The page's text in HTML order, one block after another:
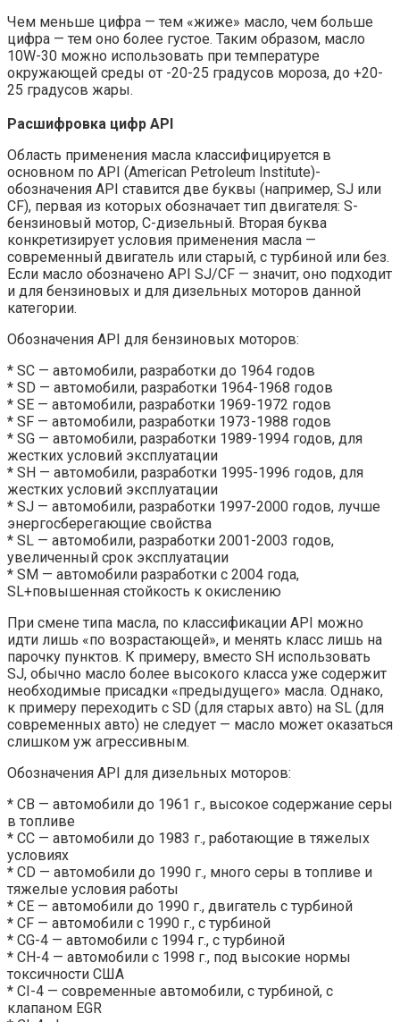
Чем меньше цифра — тем «жиже» масло, чем больше
цифра — тем оно более густое. Таким образом, масло
10W-30 можно использовать при температуре
окружающей среды от -20-25 градусов мороза, до +20-
25 градусов жары.
Расшифровка цифр API
Область применения масла классифицируется в
основном по API (American Petroleum Institute)-
обозначения API ставится две буквы (например, SJ или
CF), первая из которых обозначает тип двигателя: S-
бензиновый мотор, C-дизельный. Вторая буква
конкретизирует условия применения масла —
современный двигатель или старый, с турбиной или без.
Если масло обозначено API SJ/CF — значит, оно подходит
и для бензиновых и для дизельных моторов данной
категории.
Обозначения API для бензиновых моторов:
* SC — автомобили, разработки до 1964 годов
* SD — автомобили, разработки 1964-1968 годов
* SE — автомобили, разработки 1969-1972 годов
* SF — автомобили, разработки 1973-1988 годов
* SG — автомобили, разработки 1989-1994 годов, для
жестких условий эксплуатации
* SH — автомобили, разработки 1995-1996 годов, для
жестких условий эксплуатации
* SJ — автомобили, разработки 1997-2000 годов, лучше
энергосберегающие свойства
* SL — автомобили, разработки 2001-2003 годов,
увеличенный срок эксплуатации
* SM — автомобили разработки с 2004 года,
SL+повышенная стойкость к окислению
При смене типа масла, по классификации API можно
идти лишь «по возрастающей», и менять класс лишь на
парочку пунктов. К примеру, вместо SH использовать
SJ, обычно масло более высокого класса уже содержит
необходимые присадки «предыдущего» масла. Однако,
к примеру переходить с SD (для старых авто) на SL (для
современных авто) не следует — масло может оказаться
слишком уж агрессивным.
Обозначения API для дизельных моторов:
* CB — автомобили до 1961 г., высокое содержание серы
в топливе
* CC — автомобили до 1983 г., работающие в тяжелых
условиях
* CD — автомобили до 1990 г., много серы в топливе и
тяжелые условия работы
* CE — автомобили до 1990 г., двигатель с турбиной
* CF — автомобили с 1990 г., с турбиной
* CG-4 — автомобили с 1994 г., с турбиной
* CH-4 — автомобили с 1998 г., под высокие нормы
токсичности США
* CI-4 — современные автомобили, с турбиной, с
клапаном EGR